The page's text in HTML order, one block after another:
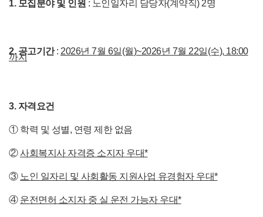
1. 모집분야 및 인원 : 노인일자리 담당자(계약직) 2명
2. 공고기간 : 2026년 7월 6일(월)~2026년 7월 22일(수), 18:00
까지
3. 자격요건
① 학력 및 성별, 연령 제한 없음
② 사회복지사 자격증 소지자 우대*
③ 노인 일자리 및 사회활동 지원사업 유경험자 우대*
④ 운전면허 소지자 중 실 운전 가능자 우대*